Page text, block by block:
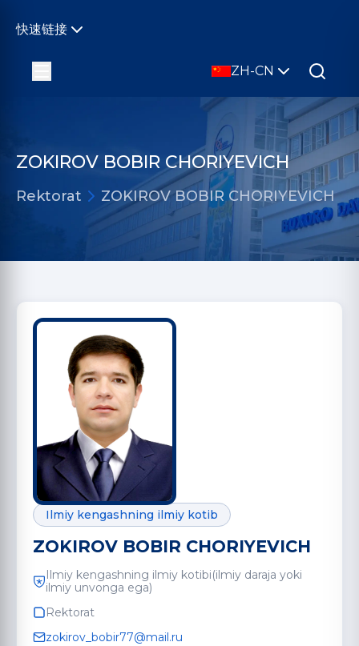
快速链接
ZH-CN
ZOKIROV BOBIR CHORIYEVICH
Rektorat ZOKIROV BOBIR CHORIYEVICH
Ilmiy kengashning ilmiy kotib
ZOKIROV BOBIR CHORIYEVICH
Ilmiy kengashning ilmiy kotibi(ilmiy daraja yoki
ilmiy unvonga ega)
Rektorat
zokirov_bobir77@mail.ru